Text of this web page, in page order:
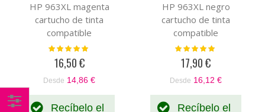
HP 963XL magenta
cartucho de tinta
compatible
Valoración:
16,50 €
Desde 14,86 €
Recíbelo el
HP 963XL negro
cartucho de tinta
compatible
Valoración:
17,90 €
Desde 16,12 €
Recíbelo el